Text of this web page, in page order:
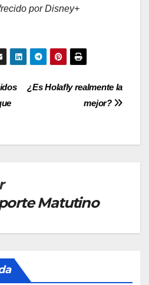
por Disney+
¿Es Holafly realmente la
mejor?
Matutino